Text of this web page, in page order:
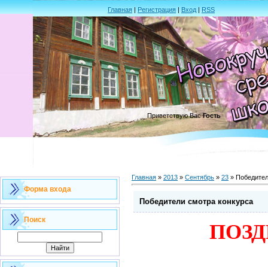
Главная|Регистрация|Вход|RSS
Приветствую Вас Гость
Форма входа
Поиск
Главная » 2013 » Сентябрь » 23 »
Победители смотра конкурса